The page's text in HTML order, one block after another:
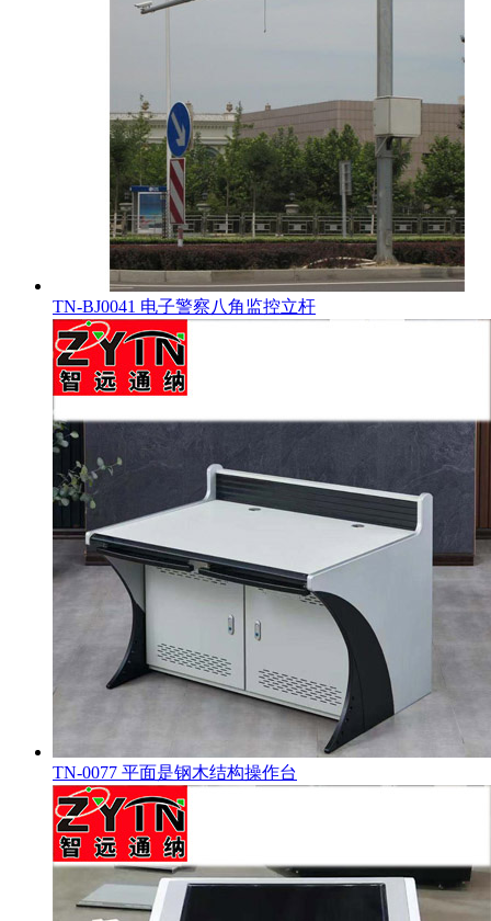
TN-BJ0041 电子警察八角监控立杆
TN-0077 平面是钢木结构操作台